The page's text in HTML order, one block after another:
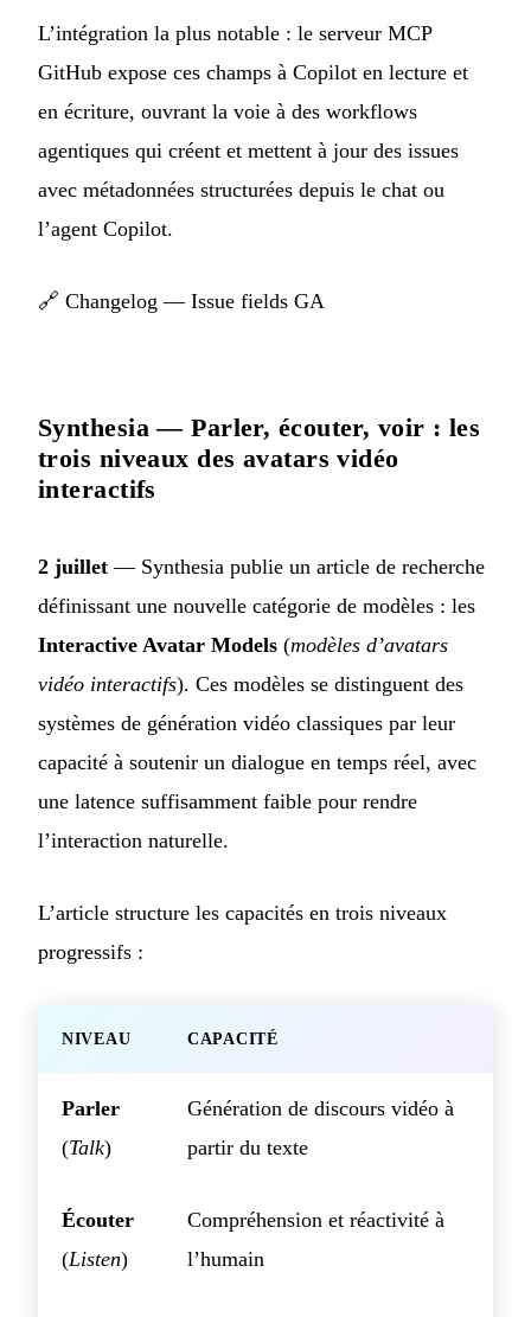
L’intégration la plus notable : le serveur MCP
GitHub expose ces champs à Copilot en lecture et
en écriture, ouvrant la voie à des workflows
agentiques qui créent et mettent à jour des issues
avec métadonnées structurées depuis le chat ou
l’agent Copilot.
🔗 Changelog — Issue fields GA
Synthesia — Parler, écouter, voir : les
trois niveaux des avatars vidéo
interactifs
2 juillet — Synthesia publie un article de recherche
définissant une nouvelle catégorie de modèles : les
Interactive Avatar Models (modèles d’avatars
vidéo interactifs). Ces modèles se distinguent des
systèmes de génération vidéo classiques par leur
capacité à soutenir un dialogue en temps réel, avec
une latence suffisamment faible pour rendre
l’interaction naturelle.
L’article structure les capacités en trois niveaux
progressifs :
NIVEAU CAPACITÉ
Parler
(Talk)
Génération de discours vidéo à
partir du texte
Écouter
(Listen)
Compréhension et réactivité à
l’humain